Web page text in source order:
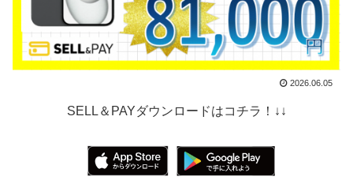
2026.06.05
SELL＆PAYダウンロードはコチラ！↓↓